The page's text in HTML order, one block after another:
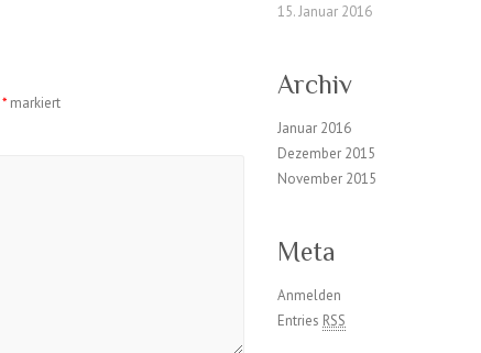
* markiert
15. Januar 2016
Archiv
Januar 2016
Dezember 2015
November 2015
Meta
Anmelden
Entries RSS